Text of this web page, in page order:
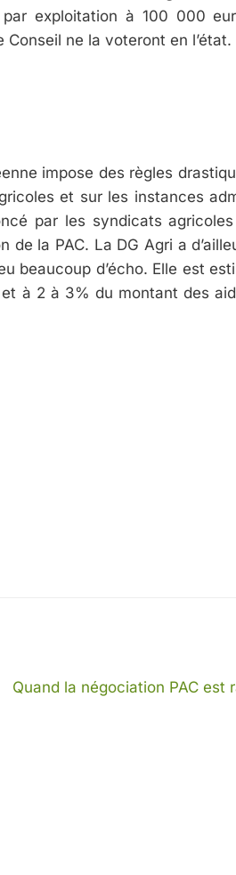
exploitation à 100 000
ne la voteront en l’état.
impose des règles
et sur les instances
par les syndicats
la PAC. La DG Agri a
beaucoup d’écho. Elle est
à 2 à 3% du montant des
Quand la négociation PAC est